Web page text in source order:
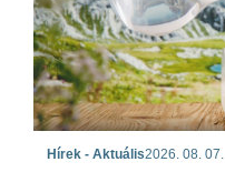
Hírek - Aktuális2026. 08. 07.